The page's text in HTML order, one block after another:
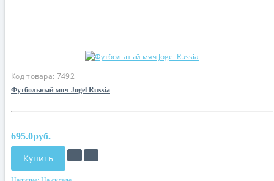
Код товара: 7492
Футбольный мяч Jogel Russia
695.0руб.
Купить